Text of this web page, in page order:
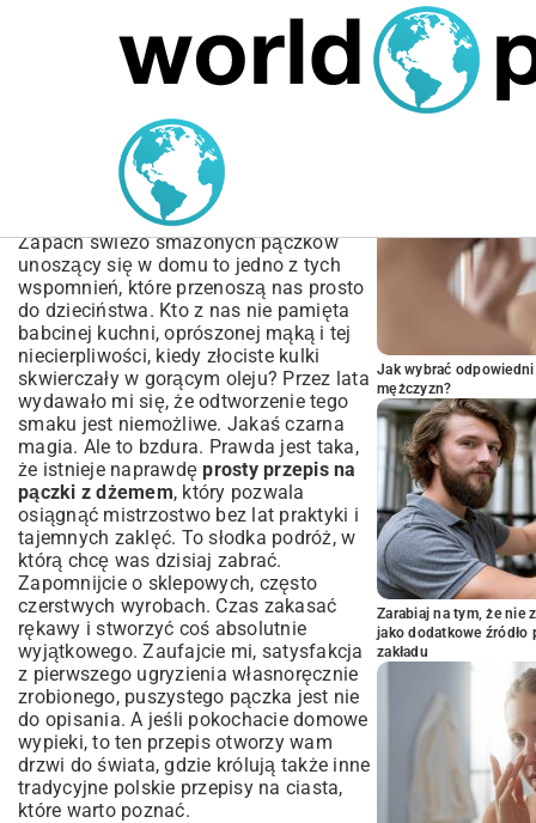
MARIUSZ ŁAMAGA 04.10.2025
Prosty przepis na pączki z
dżemem – Idealne i
puszyste!
Zapach świeżo smażonych pączków
unoszący się w domu to jedno z tych
wspomnień, które przenoszą nas prosto
do dzieciństwa. Kto z nas nie pamięta
babcinej kuchni, oprószonej mąką i tej
niecierpliwości, kiedy złociste kulki
skwierczały w gorącym oleju? Przez lata
wydawało mi się, że odtworzenie tego
smaku jest niemożliwe. Jakaś czarna
magia. Ale to bzdura. Prawda jest taka,
że istnieje naprawdęprosty przepis na
pączki z dżemem, który pozwala
osiągnąć mistrzostwo bez lat praktyki i
tajemnych zaklęć. To słodka podróż, w
którą chcę was dzisiaj zabrać.
Zapomnijcie o sklepowych, często
czerstwych wyrobach. Czas zakasać
rękawy i stworzyć coś absolutnie
wyjątkowego. Zaufajcie mi, satysfakcja
z pierwszego ugryzienia własnoręcznie
zrobionego, puszystego pączka jest nie
do opisania. A jeśli pokochacie domowe
wypieki, to ten przepis otworzy wam
drzwi do świata, gdzie królują także inne
tradycyjne polskie przepisy na ciasta,
które warto poznać.
Jak wybrać
mężczyzn?
Zarabiaj na tym, że nie
jako dodatkowe
zakładu